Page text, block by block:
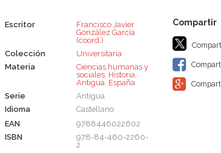
Escritor
Francisco Javier
González García
(coord.)
Colección
Universitaria
Materia
Ciencias humanas y
sociales, Historia,
Antigua, España
Serie
Antigua
Idioma
Castellano
EAN
9788446022602
ISBN
978-84-460-2260-
2